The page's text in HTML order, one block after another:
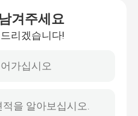
겨주세요
리겠습니다!